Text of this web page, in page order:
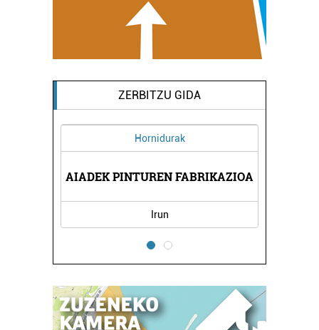
ZERBITZU GIDA
Hornidurak
AIADEK PINTUREN FABRIKAZIOA
Irun